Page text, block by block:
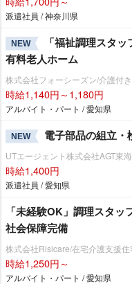
派遣社員 / 神奈川県
NEW
「福祉調理スタ
有料老人ホーム
株式会社フォーシーズン/介護付
時給1,140円～1,180円
アルバイト・パート / 愛知県
NEW 電子部品の組立・
UTエージェント株式会社AGT東
時給1,400円
派遣社員 / 愛知県
「未経験OK」調理スタ
社会保障完備
株式会社Risicare/在宅介護支援住
時給1,250円～
アルバイト・パート / 愛知県